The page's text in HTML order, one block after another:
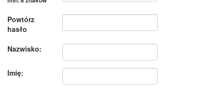
Powtórz
hasło
Nazwisko:
Imię: